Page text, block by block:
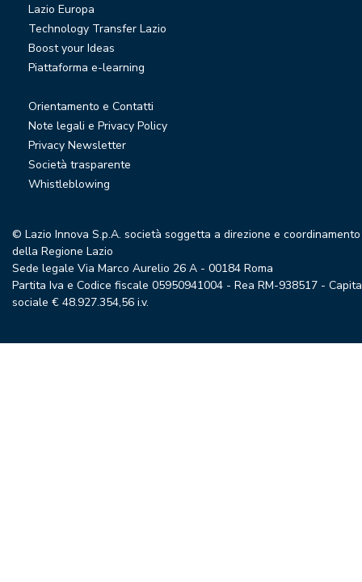
Lazio Europa
Technology Transfer Lazio
Boost your Ideas
Piattaforma e-learning
Orientamento e Contatti
Note legali e Privacy Policy
Privacy Newsletter
Società trasparente
Whistleblowing
© Lazio Innova S.p.A. società soggetta a direzione e coordinamento
della Regione Lazio
Sede legale Via Marco Aurelio 26 A - 00184 Roma
Partita Iva e Codice fiscale 05950941004 - Rea RM-938517 -
sociale € 48.927.354,56 i.v.